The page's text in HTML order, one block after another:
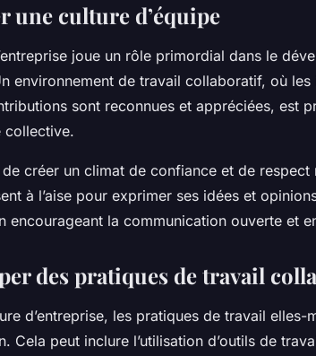
une culture d’équipe
joue un rôle primordial dans le
environnement de travail collaboratif, où
sont reconnues et appréciées, est
collective.
créer un climat de confiance et de
à l’aise pour exprimer ses idées et
encourageant la communication ouverte et
des pratiques de travail
d’entreprise, les pratiques de travail
Cela peut inclure l’utilisation d’outils de